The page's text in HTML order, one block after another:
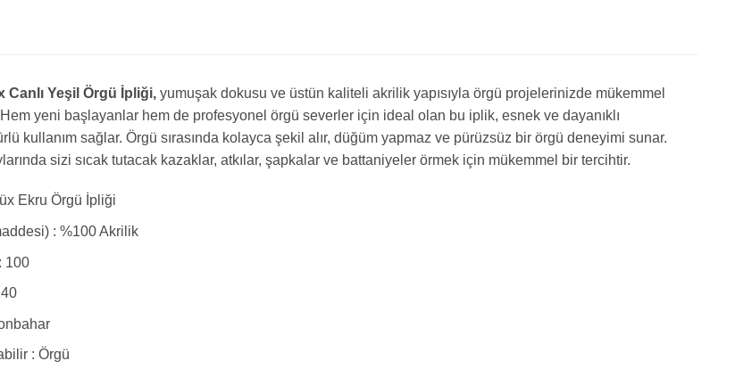
Canlı Yeşil Örgü İpliği, yumuşak dokusu ve üstün kaliteli akrilik yapısıyla örgü projelerinizde mükemmel
yeni başlayanlar hem de profesyonel örgü severler için ideal olan bu iplik, esnek ve dayanıklı
kullanım sağlar. Örgü sırasında kolayca şekil alır, düğüm yapmaz ve pürüzsüz bir örgü deneyimi sunar.
sizi sıcak tutacak kazaklar, atkılar, şapkalar ve battaniyeler örmek için mükemmel bir tercihtir.
Ekru Örgü İpliği
: %100 Akrilik
100
: Örgü